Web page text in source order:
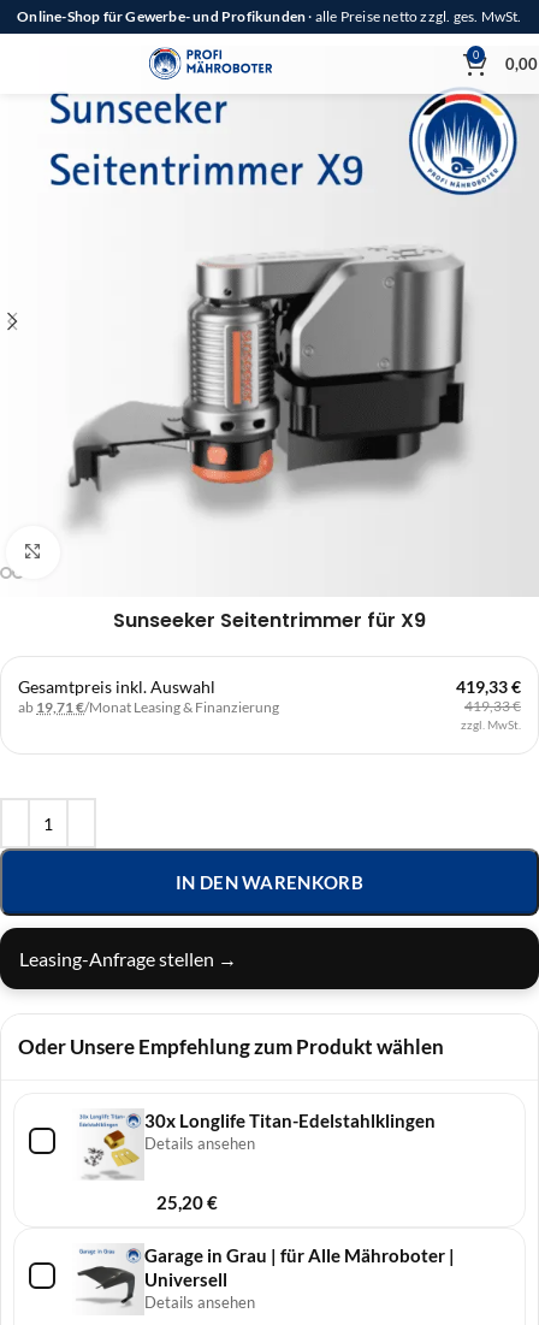
Online-Shop für Gewerbe- und Profikunden· alle Preise netto zzgl. ges. MwSt.
0
Sunseeker Seitentrimmer für X9
Gesamtpreis inkl. Auswahl
ab 19,71 €/Monat Leasing & Finanzierung
419,33 €
419,33 €
zzgl. MwSt.
IN DEN WARENKORB
Leasing-Anfrage stellen →
Oder Unsere Empfehlung zum Produkt wählen
30x Longlife Titan-Edelstahlklingen
Details ansehen
25,20€
Garage in Grau | für Alle Mähroboter |
Universell
Details ansehen